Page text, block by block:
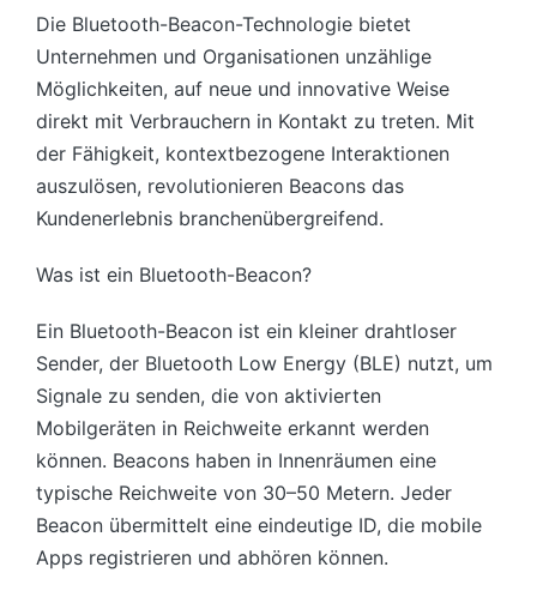
Die Bluetooth-Beacon-Technologie bietet
Unternehmen und Organisationen unzählige
Möglichkeiten, auf neue und innovative Weise
direkt mit Verbrauchern in Kontakt zu treten. Mit
der Fähigkeit, kontextbezogene Interaktionen
auszulösen, revolutionieren Beacons das
Kundenerlebnis branchenübergreifend.
Was ist ein Bluetooth-Beacon?
Ein Bluetooth-Beacon ist ein kleiner drahtloser
Sender, der Bluetooth Low Energy (BLE) nutzt, um
Signale zu senden, die von aktivierten
Mobilgeräten in Reichweite erkannt werden
können. Beacons haben in Innenräumen eine
typische Reichweite von 30–50 Metern. Jeder
Beacon übermittelt eine eindeutige ID, die mobile
Apps registrieren und abhören können.